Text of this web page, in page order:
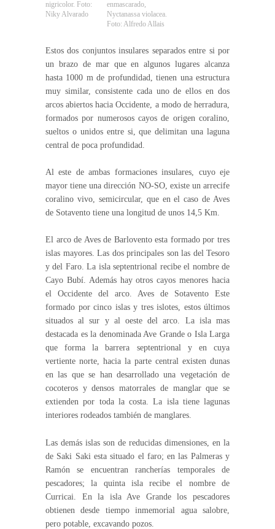
nigricolor. Foto:
Niky Alvarado
enmascarado,
Nyctanassa violacea.
Foto: Alfredo Allais
Estos dos conjuntos insulares separados entre si por
un brazo de mar que en algunos lugares alcanza
hasta 1000 m de profundidad, tienen una estructura
muy similar, consistente cada uno de ellos en dos
arcos abiertos hacia Occidente, a modo de herradura,
formados por numerosos cayos de origen coralino,
sueltos o unidos entre si, que delimitan una laguna
central de poca profundidad.
Al este de ambas formaciones insulares, cuyo eje
mayor tiene una dirección NO-SO, existe un arrecife
coralino vivo, semicircular, que en el caso de Aves
de Sotavento tiene una longitud de unos 14,5 Km.
El arco de Aves de Barlovento esta formado por tres
islas mayores. Las dos principales son las del Tesoro
y del Faro. La isla septentrional recibe el nombre de
Cayo Bubí. Además hay otros cayos menores hacia
el Occidente del arco. Aves de Sotavento Este
formado por cinco islas y tres islotes, estos últimos
situados al sur y al oeste del arco. La isla mas
destacada es la denominada Ave Grande o Isla Larga
que forma la barrera septentrional y en cuya
vertiente norte, hacia la parte central existen dunas
en las que se han desarrollado una vegetación de
cocoteros y densos matorrales de manglar que se
extienden por toda la costa. La isla tiene lagunas
interiores rodeados también de manglares.
Las demás islas son de reducidas dimensiones, en la
de Saki Saki esta situado el faro; en las Palmeras y
Ramón se encuentran rancherías temporales de
pescadores; la quinta isla recibe el nombre de
Curricai. En la isla Ave Grande los pescadores
obtienen desde tiempo inmemorial agua salobre,
pero potable, excavando pozos.